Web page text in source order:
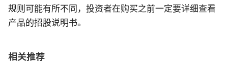
规则可能有所不同，投资者在购买之前一定要详细查看
产品的招股说明书。
相关推荐